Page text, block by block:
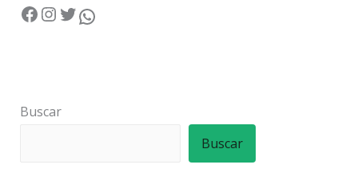
Buscar
Buscar